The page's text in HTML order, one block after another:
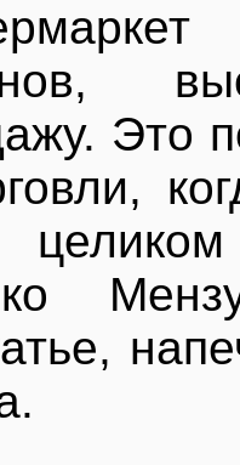
Это